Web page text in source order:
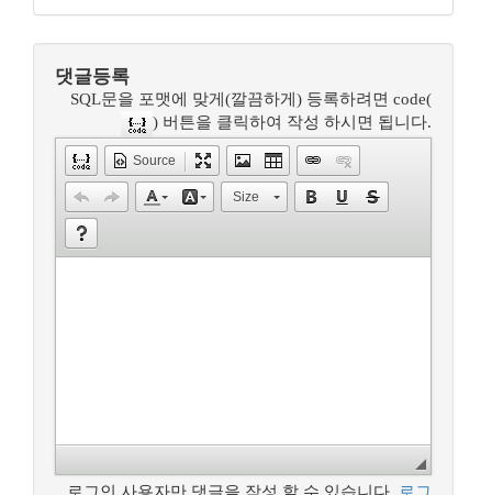
댓글등록
SQL문을 포맷에 맞게(깔끔하게) 등록하려면 code(
) 버튼을 클릭하여 작성 하시면 됩니다.
Source
Size